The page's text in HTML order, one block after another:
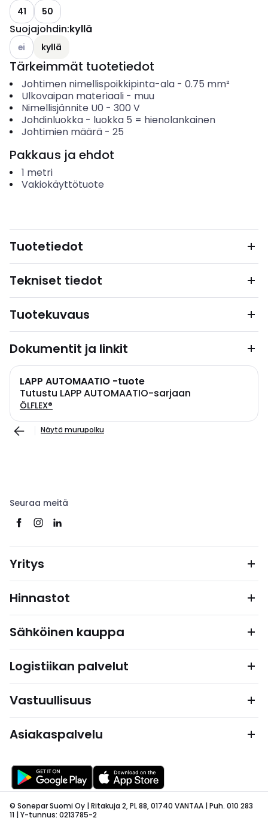
41
50
Suojajohdin:kyllä
Katso käytettävissä olevat vaihtoehdot
ei kyllä
Tärkeimmät tuotetiedot
Johtimen nimellispoikkipinta-ala- 0.75 mm²
Ulkovaipan materiaali- muu
Nimellisjännite U0 - 300 V
Johdinluokka- luokka 5 = hienolankainen
Johtimien määrä- 25
Pakkaus ja ehdot
1 metri
Vakiokäyttötuote
Tuotetiedot
Tekniset tiedot
Tuotekuvaus
Dokumentit ja linkit
LAPP AUTOMAATIO -tuote
Tutustu LAPP AUTOMAATIO-sarjaan
ÖLFLEX®
Näytä murupolku
Seuraa meitä
Yritys
Hinnastot
Sähköinen kauppa
Logistiikan palvelut
Vastuullisuus
Asiakaspalvelu
© Sonepar Suomi Oy | Ritakuja 2, PL 88, 01740 VANTAA | Puh. 010 283
11 | Y-tunnus: 0213785-2